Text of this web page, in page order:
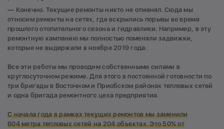
— Конечно. Текущие ремонты никто не отменял. Сюда мы
относим ремонты на сетях, где вскрылись порывы во время
прошлого отопительного сезона и гидравлики. Например, в эту
ремонтную кампанию мы полностью поменяли задвижки,
которые не выдержали в ноябре 2019 года.
Все эти работы мы проводим собственными силами в
круглосуточном режиме. Для этого в постоянной готовности по
три бригады в Восточном и Приобском районах тепловых сетей
и одна бригада ремонтного цеха предприятия.
С начала года в рамках текущих ремонтов мы заменили
604 метра тепловых сетей на 204 объектах. Это 50% от